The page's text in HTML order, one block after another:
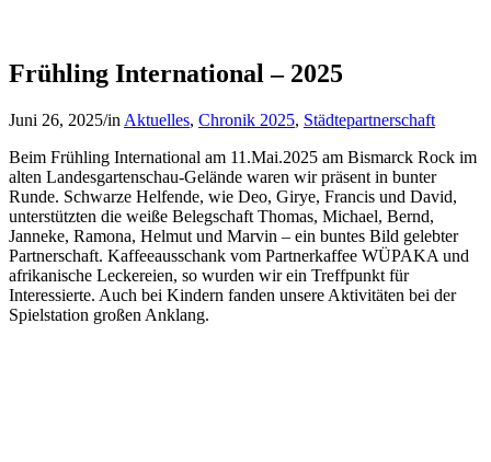
Frühling International – 2025
Juni 26, 2025/in Aktuelles, Chronik 2025, Städtepartnerschaft
Beim Frühling International am 11.Mai.2025 am Bismarck Rock im
alten Landesgartenschau-Gelände waren wir präsent in bunter
Runde. Schwarze Helfende, wie Deo, Girye, Francis und David,
unterstützten die weiße Belegschaft Thomas, Michael, Bernd,
Janneke, Ramona, Helmut und Marvin – ein buntes Bild gelebter
Partnerschaft. Kaffeeausschank vom Partnerkaffee WÜPAKA und
afrikanische Leckereien, so wurden wir ein Treffpunkt für
Interessierte. Auch bei Kindern fanden unsere Aktivitäten bei der
Spielstation großen Anklang.